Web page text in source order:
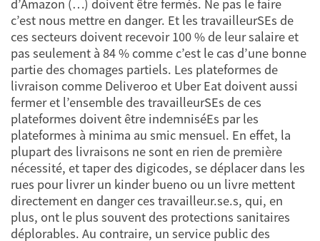
d’Amazon (…) doivent être fermés. Ne pas le faire
c’est nous mettre en danger. Et les travailleurSEs de
ces secteurs doivent recevoir 100 % de leur salaire et
pas seulement à 84 % comme c’est le cas d’une bonne
partie des chomages partiels. Les plateformes de
livraison comme Deliveroo et Uber Eat doivent aussi
fermer et l’ensemble des travailleurSEs de ces
plateformes doivent être indemniséEs par les
plateformes à minima au smic mensuel. En effet, la
plupart des livraisons ne sont en rien de première
nécessité, et taper des digicodes, se déplacer dans les
rues pour livrer un kinder bueno ou un livre mettent
directement en danger ces travailleur.se.s, qui, en
plus, ont le plus souvent des protections sanitaires
déplorables. Au contraire, un service public des